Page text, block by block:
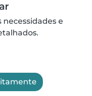
necessidades e